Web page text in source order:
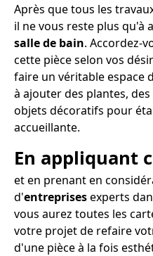
Après que tous les
il ne vous reste plus qu'à
salle de bain. Accordez-
cette pièce selon vos
faire un véritable espace
à ajouter des plantes,
objets décoratifs pour
accueillante.
En appliquant
et en prenant en
d'entreprisesexperts
vous aurez toutes les
votre projet de refaire
d'une pièce à la fois